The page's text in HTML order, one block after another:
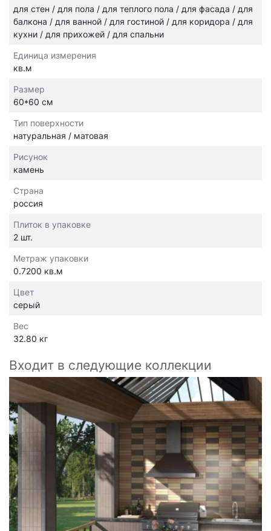
для стен / для пола / для теплого пола / для фасада / для
балкона / для ванной / для гостиной / для коридора / для
кухни / для прихожей / для спальни
Единица измерения
кв.м
Размер
60*60 см
Тип поверхности
натуральная / матовая
Рисунок
камень
Страна
россия
Плиток в упаковке
2 шт.
Метраж упаковки
0.7200 кв.м
Цвет
серый
Вес
32.80 кг
Входит в следующие коллекции